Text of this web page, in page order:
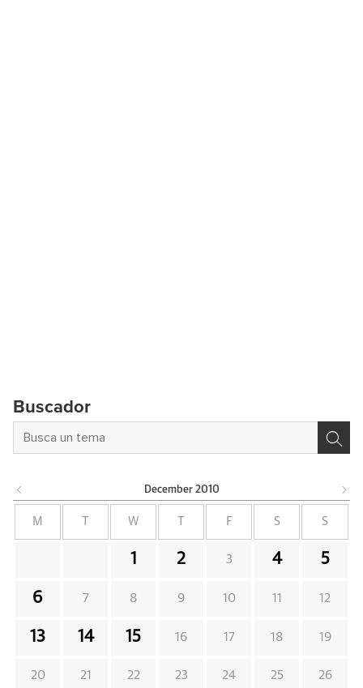
Buscador
December 2010
M W F S S
1 2 3 4 5
6 7 8 9 10 11 12
13 14 15 16 17 18 19
20 21 22 23 24 25 26